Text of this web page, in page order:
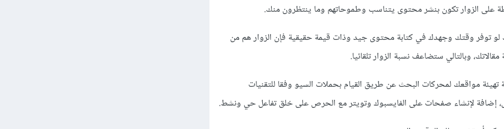
على الزوار تكون بنشر محتوى يتناسب وطموحاتهم وما ينتظرون منك.
لو توفر وقتك وجهدك في كتابة محتوى جيد وذات قيمة حقيقية فإن الزوار هم من
وبالتالي ستضاعف نسبة الزوار تلقائيا.
تهيئة مواقعك لمحركات البحث عن طريق القيام بحملات السيو وفقا للتقنيات
إضافة لإنشاء صفحات على الفايسبوك وتويتر مع الحرص على خلق تفاعل حي ونشط.